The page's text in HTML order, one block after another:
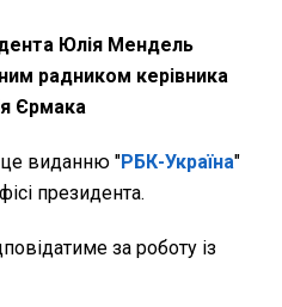
Юлія Мендель
радником керівника
Єрмака
виданню "РБК-Україна"
президента.
за роботу із